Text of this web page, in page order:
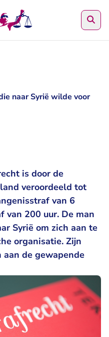
naar Syrië wilde voor
is door de
veroordeeld tot
van 6
van 200 uur. De man
Syrië om zich aan te
organisatie. Zijn
aan de gewapende